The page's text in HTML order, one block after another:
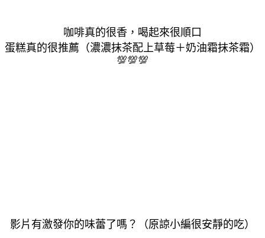
咖啡真的很香，喝起來很順口
蛋糕真的很推薦（濃濃抹茶配上草莓＋奶油霜抹茶霜）
💯💯💯
影片有激發你的味蕾了嗎？（原諒小編很安靜的吃）